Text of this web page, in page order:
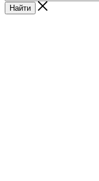
Найти